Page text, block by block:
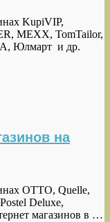
KupiVIP,
MEXX, TomTailor,
Юлмарт и др.
на
OTTO, Quelle,
Deluxe,
магазинов в …